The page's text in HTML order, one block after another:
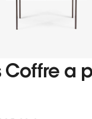
Coffre a